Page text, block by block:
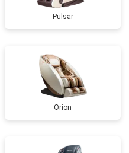
Pulsar
Orion